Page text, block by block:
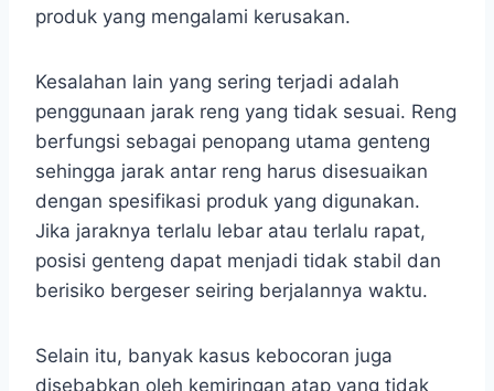
produk yang mengalami kerusakan.
Kesalahan lain yang sering terjadi adalah
penggunaan jarak reng yang tidak sesuai. Reng
berfungsi sebagai penopang utama genteng
sehingga jarak antar reng harus disesuaikan
dengan spesifikasi produk yang digunakan.
Jika jaraknya terlalu lebar atau terlalu rapat,
posisi genteng dapat menjadi tidak stabil dan
berisiko bergeser seiring berjalannya waktu.
Selain itu, banyak kasus kebocoran juga
disebabkan oleh kemiringan atap yang tidak